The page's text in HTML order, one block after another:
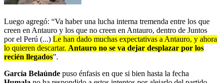
Luego agregó: “Va haber una lucha interna tremenda entre los que
creen en Antauro y los que no creen en Antauro, dentro de Juntos
por el Perú (...) Le han dado muchas expectativas a Antauro, y ahora
lo quieren descartar. Antauro no se va dejar desplazar por los
recién llegados”.
García Belaúnde puso énfasis en que si bien hasta la fecha